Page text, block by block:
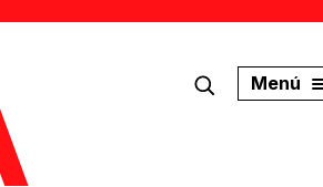
Menú